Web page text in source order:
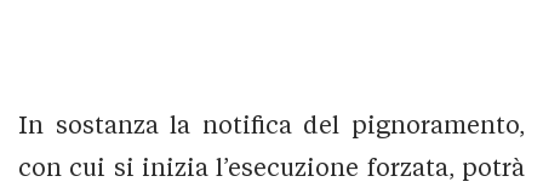
In sostanza la notifica del pignoramento,
con cui si inizia l’esecuzione forzata, potrà